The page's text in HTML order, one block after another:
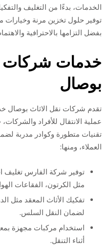
الخدمات، بدءًا من التغليف
توفير حلول تخزين مرنة
بفضل التزامها بالاحترافية
خدمات شركات
بوصال
تقدم شركات نقل الاثاث بوصال
عملية الانتقال للأفراد
تقنيات متطورة وكوادر مدربة
العملاء، ومنها:
توفير شركة الفارس تغليف
مثل الكرتون، الفقاعات
تفكيك الأثاث المعقد مثل
لضمان النقل السلس.
استخدام مركبات مجهزة
أثناء التنقل.